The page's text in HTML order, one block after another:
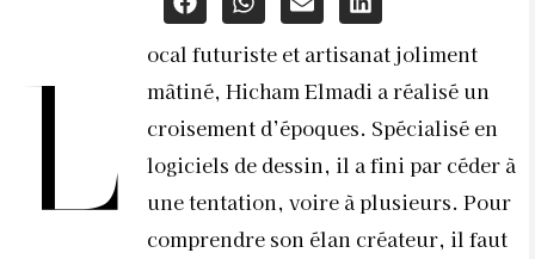
L
ocal futuriste et artisanat joliment
mâtiné, Hicham Elmadi a réalisé un
croisement d’époques. Spécialisé en
logiciels de dessin, il a fini par céder à
une tentation, voire à plusieurs. Pour
comprendre son élan créateur, il faut